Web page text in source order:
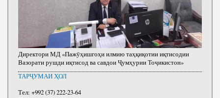
Директори МД «Пажӯҳишгоҳи илмию таҳқиқотии иқтисодии
Вазорати рушди иқтисод ва савдои Ҷумҳурии Тоҷикистон»
ТАРҶУМАИ ҲОЛ
Тел: +992 (37) 222-23-64